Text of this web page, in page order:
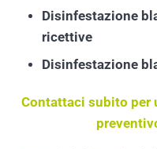
Disinfestazione
ricettive
Disinfestazione
Contattaci subito per